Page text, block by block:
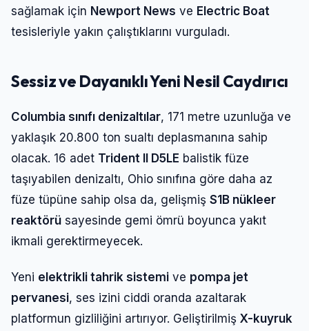
sağlamak için Newport News ve Electric Boat
tesisleriyle yakın çalıştıklarını vurguladı.
Sessiz ve Dayanıklı Yeni Nesil Caydırıcı
Columbia sınıfı denizaltılar, 171 metre uzunluğa ve
yaklaşık 20.800 ton sualtı deplasmanına sahip
olacak. 16 adet Trident II D5LE balistik füze
taşıyabilen denizaltı, Ohio sınıfına göre daha az
füze tüpüne sahip olsa da, gelişmiş S1B nükleer
reaktörü sayesinde gemi ömrü boyunca yakıt
ikmali gerektirmeyecek.
Yeni elektrikli tahrik sistemi ve pompa jet
pervanesi, ses izini ciddi oranda azaltarak
platformun gizliliğini artırıyor. Geliştirilmiş X-kuyruk